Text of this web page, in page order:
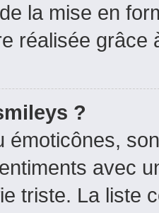
la mise en
réalisée grâce
?
émoticônes,
avec
triste. La liste